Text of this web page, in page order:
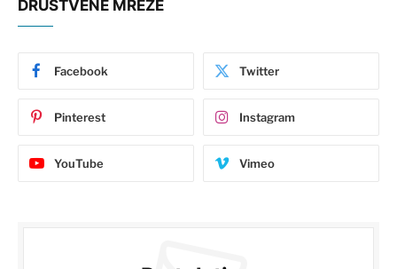
DRUŠTVENE MREŽE
Facebook Twitter
Pinterest Instagram
YouTube Vimeo